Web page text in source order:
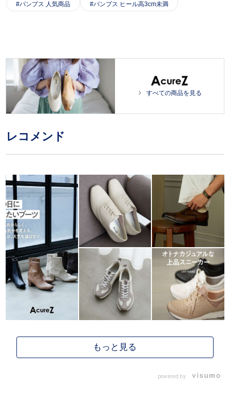
パンプス 人気商品 パンプス ヒール高3cm未満
すべての商品を見る
レコメンド
powered by